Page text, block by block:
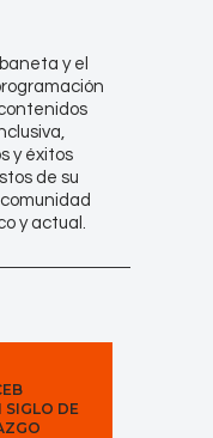
y el
y éxitos
de su
y actual.
SIGLO DE